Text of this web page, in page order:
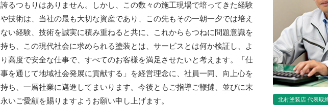
北村塗装店 代表取
誇るつもりはありません。しかし、この数々の施工現場で培ってきた経験
や技術は、当社の最も大切な資産であり、この先もその一朝一夕では培え
ない経験、技術を誠実に積み重ねると共に、これからもつねに問題意識を
持ち、この現代社会に求められる塗装とは、サービスとは何か検証し、よ
り高度で安全な仕事で、すべてのお客様を満足させたいと考えます。「仕
事を通じて地域社会発展に貢献する」を経営理念に、社員一同、向上心を
持ち、一層社業に邁進してまいります。今後ともご指導ご鞭撻、並びに末
永いご愛顧を賜りますようお願い申し上げます。